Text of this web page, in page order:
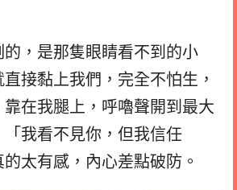
，是那隻眼睛看不到的小
接黏上我們，完全不怕生，
在我腿上，呼嚕聲開到最大
我看不見你，但我信任
太有感，內心差點破防。